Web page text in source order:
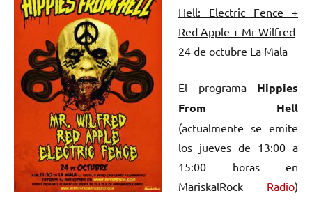
Hell: Electric Fence +
Red Apple + Mr Wilfred
24 de octubre La Mala
El programa Hippies
From Hell
(actualmente se emite
los jueves de 13:00 a
15:00 horas en
MariskalRock Radio)